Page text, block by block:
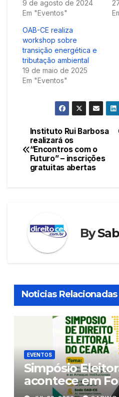
9 de agosto de 2024
Em "Eventos"
OAB-CE realiza
workshop sobre
transição energética e
tributação ambiental
19 de maio de 2025
Em "Eventos"
Navegação
de
Post
Instituto Rui Barbosa
realizará os
“Encontros com o
Futuro” – inscrições
gratuitas abertas
By
Noticias Relacionadas
EVENTOS
Simpósio
acontece em
5a. feira, e